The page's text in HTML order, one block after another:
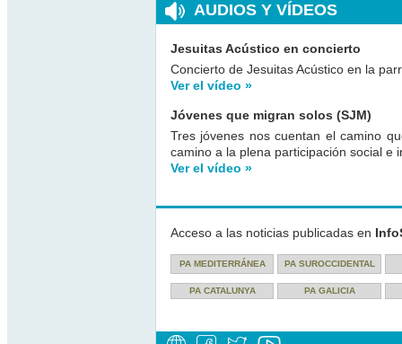
AUDIOS Y VÍDEOS
Jesuitas Acústico en concierto
Concierto de Jesuitas Acústico en la
Ver el vídeo »
Jóvenes que migran solos (SJM)
Tres jóvenes nos cuentan el camino
camino a la plena participación social e
Ver el vídeo »
Acceso a las noticias publicadas en
PA MEDITERRÁNEA PA SUROCCIDENTAL
PA CATALUNYA PA GALICIA